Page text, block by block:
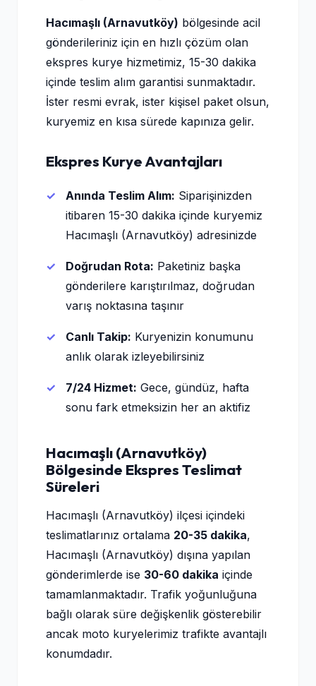
Hacımaşlı (Arnavutköy) bölgesinde acil
gönderileriniz için en hızlı çözüm olan
ekspres kurye hizmetimiz, 15-30 dakika
içinde teslim alım garantisi sunmaktadır.
İster resmi evrak, ister kişisel paket olsun,
kuryemiz en kısa sürede kapınıza gelir.
Ekspres Kurye Avantajları
Anında Teslim Alım: Siparişinizden
itibaren 15-30 dakika içinde kuryemiz
Hacımaşlı (Arnavutköy) adresinizde
Doğrudan Rota: Paketiniz başka
gönderilere karıştırılmaz, doğrudan
varış noktasına taşınır
Canlı Takip: Kuryenizin konumunu
anlık olarak izleyebilirsiniz
7/24 Hizmet: Gece, gündüz, hafta
sonu fark etmeksizin her an aktifiz
Hacımaşlı (Arnavutköy)
Bölgesinde Ekspres Teslimat
Süreleri
Hacımaşlı (Arnavutköy) ilçesi içindeki
teslimatlarınız ortalama 20-35 dakika,
Hacımaşlı (Arnavutköy) dışına yapılan
gönderimlerde ise 30-60 dakika içinde
tamamlanmaktadır. Trafik yoğunluğuna
bağlı olarak süre değişkenlik gösterebilir
ancak moto kuryelerimiz trafikte avantajlı
konumdadır.